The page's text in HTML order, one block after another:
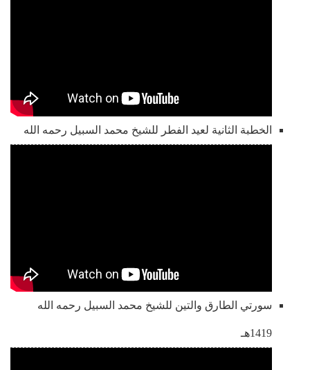
الخطبة الثانية لعيد الفطر للشيخ محمد السبيل رحمه الله
سورتي الطارق والتين للشيخ محمد السبيل رحمه الله
1419هـ